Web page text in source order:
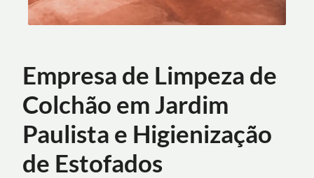
Empresa de Limpeza de
Colchão em Jardim
Paulista e Higienização
de Estofados